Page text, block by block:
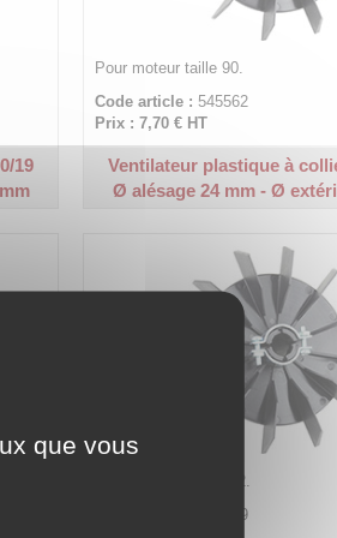
19
Pour moteur taille 90.
Code article : 545562
Prix : 7,70 € HT
Ventilateur plastique à
Ø alésage 24 mm - Ø
Pour moteur taille 112.
545589
que vous